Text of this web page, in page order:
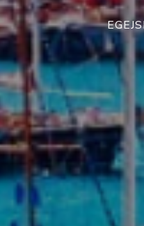
SPOKOJNY